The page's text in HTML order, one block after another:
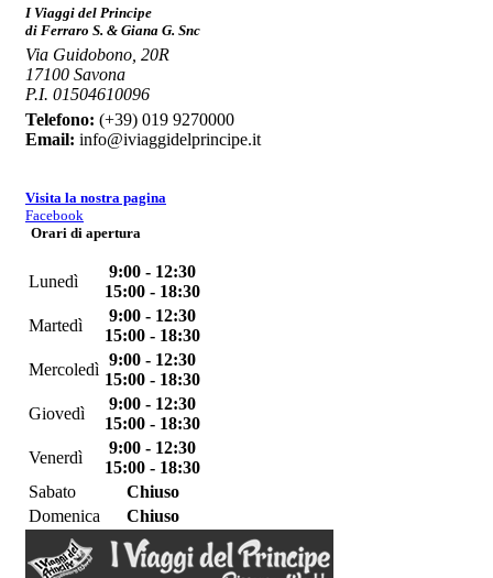
I Viaggi del Principe
di Ferraro S. & Giana G. Snc
Via Guidobono, 20R
17100 Savona
P.I. 01504610096
Telefono: (+39) 019 9270000
Email: info@iviaggidelprincipe.it
Visita la nostra pagina
Facebook
Orari di apertura
Lunedì
9:00 - 12:30
15:00 - 18:30
Martedì
9:00 - 12:30
15:00 - 18:30
Mercoledì
9:00 - 12:30
15:00 - 18:30
Giovedì
9:00 - 12:30
15:00 - 18:30
Venerdì
9:00 - 12:30
15:00 - 18:30
Sabato
Chiuso
Domenica
Chiuso